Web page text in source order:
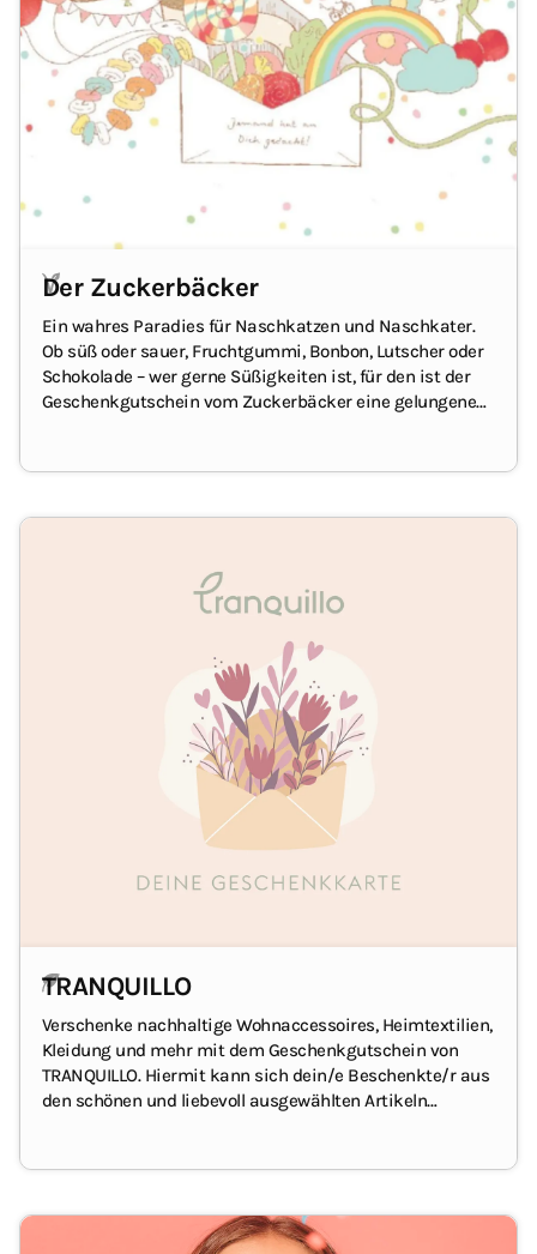
Der Zuckerbäcker
Ein wahres Paradies für Naschkatzen und Naschkater.
Ob süß oder sauer, Fruchtgummi, Bonbon, Lutscher oder
Schokolade – wer gerne Süßigkeiten ist, für den ist der
Geschenkgutschein vom Zuckerbäcker eine gelungene
TRANQUILLO
Verschenke nachhaltige Wohnaccessoires, Heimtextilien,
Kleidung und mehr mit dem Geschenkgutschein von
TRANQUILLO. Hiermit kann sich dein/e Beschenkte/r aus
den schönen und liebevoll ausgewählten Artikeln